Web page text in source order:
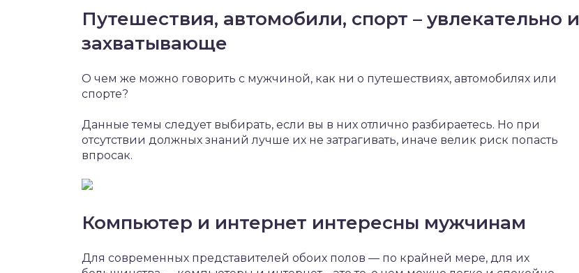
Путешествия, автомобили, спорт – увлекательно и
захватывающе
О чем же можно говорить с мужчиной, как ни о путешествиях, автомобилях или
спорте?
Данные темы следует выбирать, если вы в них отлично разбираетесь. Но при
отсутствии должных знаний лучше их не затрагивать, иначе велик риск попасть
впросак.
Компьютер и интернет интересны мужчинам
Для современных представителей обоих полов — по крайней мере, для их